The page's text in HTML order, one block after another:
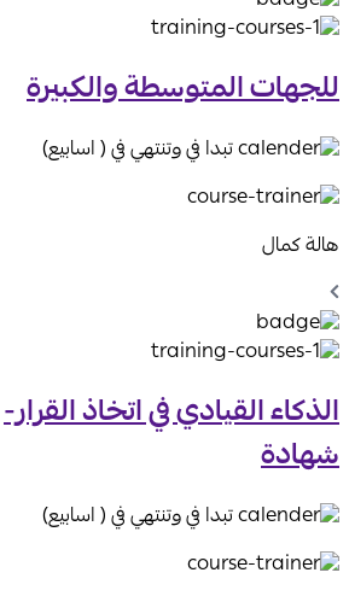
للجهات المتوسطة والكبيرة
تبدا في وتنتهي في ( اسابيع)
هالة كمال
Chevron
Left
Icon
الذكاء القيادي في اتخاذ القرار-
شهادة
تبدا في وتنتهي في ( اسابيع)